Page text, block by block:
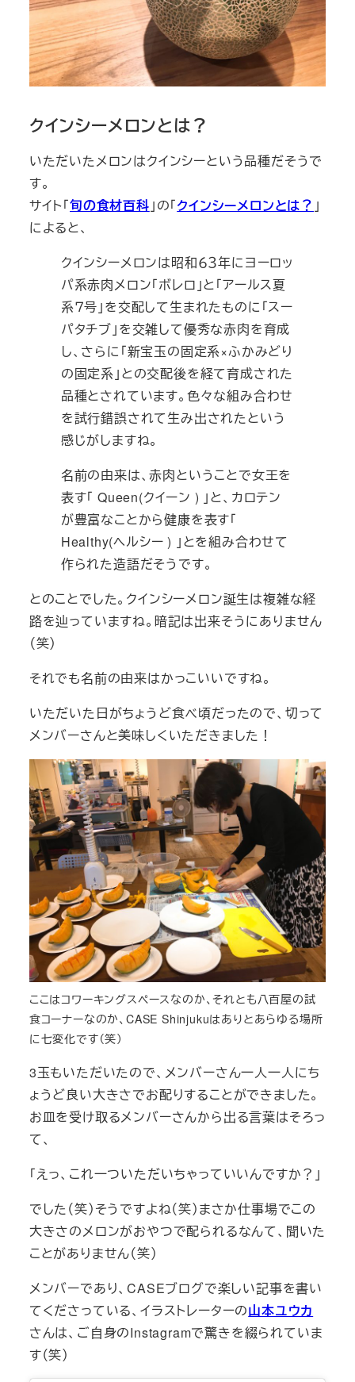
クインシーメロンとは？
いただいたメロンはクインシーという品種だそうで
す。
サイト「旬の食材百科 」の「クインシーメロンとは？ 」
によると、
クインシーメロンは昭和６３年にヨーロッ
パ系赤肉メロン「ボレロ」と「アールス夏
系７号」を交配して生まれたものに「スー
パタチブ」を交雑して優秀な赤肉を育成
し、さらに「新宝玉の固定系×ふかみどり
の固定系」との交配後を経て育成された
品種とされています。色々な組み合わせ
を試行錯誤されて生み出されたという
感じがしますね。
名前の由来は、赤肉ということで女王を
表す「 Queen(クイーン ) 」と、カロテン
が豊富なことから健康を表す「
Healthy(ヘルシー ) 」とを組み合わせて
作られた造語だそうです。
とのことでした。クインシーメロン誕生は複雑な経
路を辿っていますね。暗記は出来そうにありません
（笑）
それでも名前の由来はかっこいいですね。
いただいた日がちょうど食べ頃だったので、切って
メンバーさんと美味しくいただきました！
ここはコワーキングスペースなのか、それとも八百屋の試
食コーナーなのか、CASE Shinjukuはありとあらゆる場所
に七変化です（笑）
3玉もいただいたので、メンバーさん一人一人にち
ょうど良い大きさでお配りすることができました。
お皿を受け取るメンバーさんから出る言葉はそろっ
て、
「えっ、これ一ついただいちゃっていいんですか？」
でした（笑）そうですよね（笑）まさか仕事場でこの
大きさのメロンがおやつで配られるなんて、聞いた
ことがありません（笑）
メンバーであり、CASEブログで楽しい記事を書い
てくださっている、イラストレーターの山本ユウカ
さんは、ご自身のInstagramで驚きを綴られていま
す（笑）